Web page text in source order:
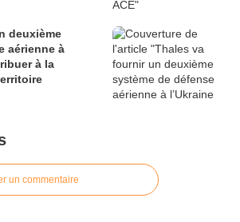
deuxième
aérienne à
à la
un commentaire